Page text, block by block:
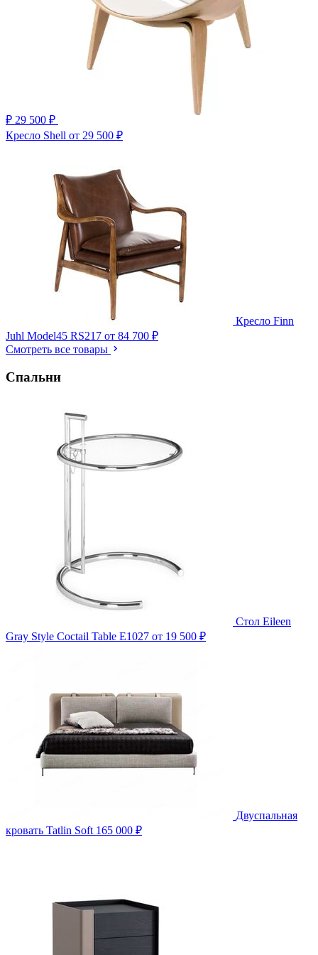
₽ 29 500 ₽
Кресло Shell от 29 500 ₽
Кресло Finn
Juhl Model45 RS217 от 84 700 ₽
Смотреть все товары
Спальни
Стол Eileen
Gray Style Coctail Table E1027 от 19 500 ₽
Двуспальная
кровать Tatlin Soft 165 000 ₽